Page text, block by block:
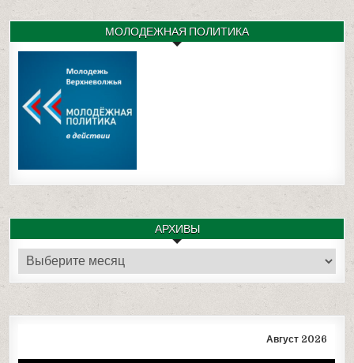
МОЛОДЕЖНАЯ ПОЛИТИКА
АРХИВЫ
Архивы
Август 2026